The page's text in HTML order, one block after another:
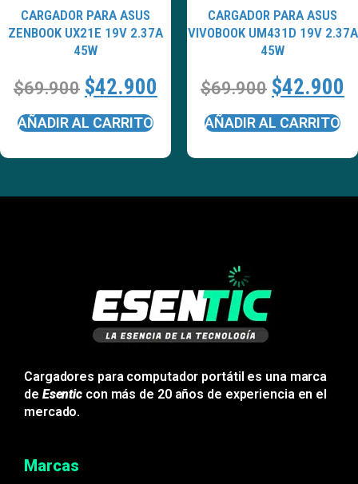
CARGADOR PARA ASUS
ZENBOOK UX21E 19V 2.37A
45W
$69.900 $42.900
AÑADIR AL CARRITO
CARGADOR PARA ASUS
VIVOBOOK UM431D 19V 2.37A
45W
$69.900 $42.900
AÑADIR AL CARRITO
Cargadores para computador portátil es una marca
de Esentic con más de 20 años de experiencia en el
mercado.
Marcas